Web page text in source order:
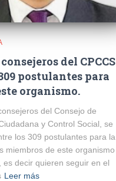
del CPCCS
postulantes para
organismo.
del Consejo de
y Control Social, se
los 309 postulantes para la
miembros de este organismo
es decir quieren seguir en el
Leer más